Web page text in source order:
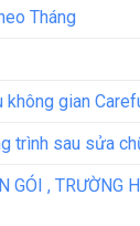
Tháng
không gian
trình sau sửa
GÓI , TRƯỜNG